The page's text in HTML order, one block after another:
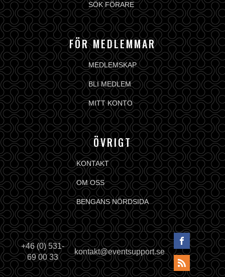
SÖK FÖRARE
FÖR MEDLEMMAR
MEDLEMSKAP
BLI MEDLEM
MITT KONTO
ÖVRIGT
KONTAKT
OM OSS
BENGANS NÖRDSIDA
+46 (0) 531-
69 00 33
kontakt@eventsupport.se